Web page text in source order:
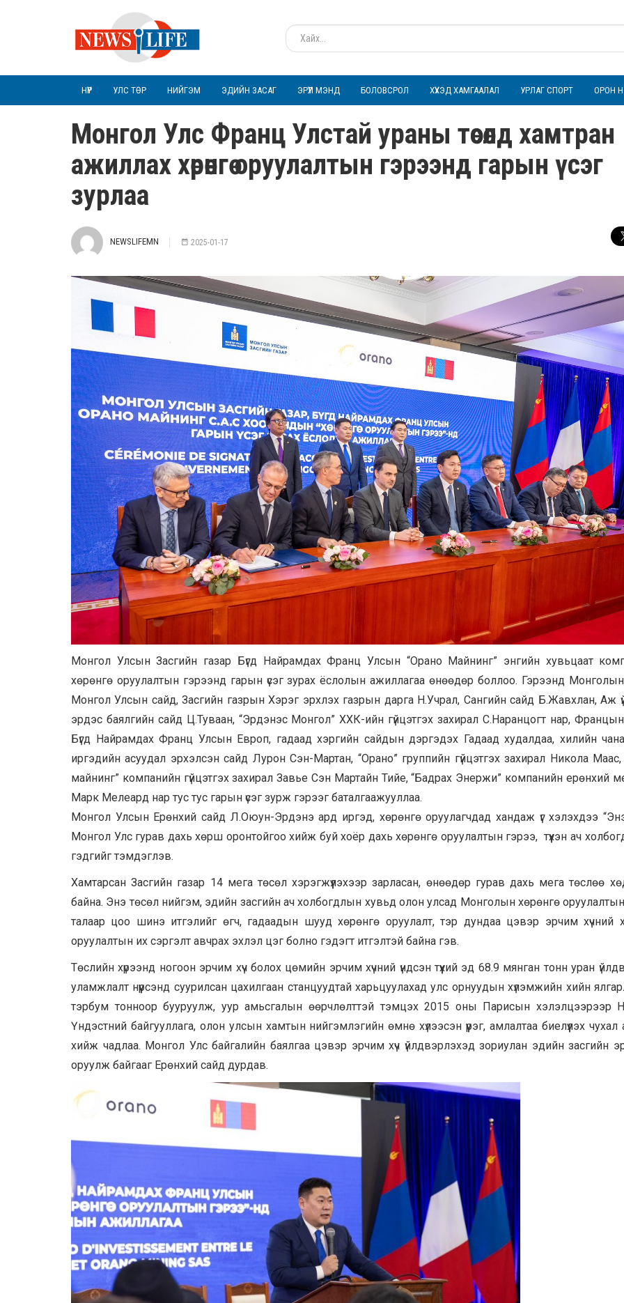
НҮҮР УЛС ТӨР НИЙГЭМ ЭДИЙН ЗАСАГ ЭРҮҮЛ МЭНД БОЛОВСРОЛ ХҮҮХЭД ХАМГААЛАЛ УРЛАГ СПОРТ ОРОН
Монгол Улс Франц Улстай ураны төсөлд хамтран
ажиллах хөрөнгө оруулалтын гэрээнд гарын үсэг
зурлаа
NEWSLIFEMN 2025-01-17
Монгол Улсын Засгийн газар Бүгд Найрамдах Франц Улсын “Орано Майнинг” энгийн хувьцаат
хөрөнгө оруулалтын гэрээнд гарын үсэг зурах ёслолын ажиллагаа өнөөдөр боллоо. Гэрээнд Монголын
Монгол Улсын сайд, Засгийн газрын Хэрэг эрхлэх газрын дарга Н.Учрал, Сангийн сайд Б.Жавхлан, Аж
эрдэс баялгийн сайд Ц.Туваан, “Эрдэнэс Монгол” ХХК-ийн гүйцэтгэх захирал С.Наранцогт нар,
Бүгд Найрамдах Франц Улсын Европ, гадаад хэргийн сайдын дэргэдэх Гадаад худалдаа, хилийн
иргэдийн асуудал эрхэлсэн сайд Лурон Сэн-Мартан, “Орано” группийн гүйцэтгэх захирал Никола Маас,
майнинг” компанийн гүйцэтгэх захирал Завье Сэн Мартайн Тийе, “Бадрах Энержи” компанийн ерөнхий
Марк Мелеард нар тус тус гарын үсэг зурж гэрээг баталгаажууллаа.
Монгол Улсын Ерөнхий сайд Л.Оюун-Эрдэнэ ард иргэд, хөрөнгө оруулагчдад хандаж үг хэлэхдээ
Монгол Улс гурав дахь хөрш оронтойгоо хийж буй хоёр дахь хөрөнгө оруулалтын гэрээ, түүхэн ач
гэдгийг тэмдэглэв.
Хамтарсан Засгийн газар 14 мега төсөл хэрэгжүүлэхээр зарласан, өнөөдөр гурав дахь мега төслөө
байна. Энэ төсөл нийгэм, эдийн засгийн ач холбогдлын хувьд олон улсад Монголын хөрөнгө
талаар цоо шинэ итгэлийг өгч, гадаадын шууд хөрөнгө оруулалт, тэр дундаа цэвэр эрчим хүчний
оруулалтын их сэргэлт авчрах эхлэл цэг болно гэдэгт итгэлтэй байна гэв.
Төслийн хүрээнд ногоон эрчим хүч болох цөмийн эрчим хүчний үндсэн түүхий эд 68.9 мянган тонн уран
уламжлалт нүүрсэнд суурилсан цахилгаан станцуудтай харьцуулахад улс орнуудын хүлэмжийн хийн
тэрбум тонноор бууруулж, уур амьсгалын өөрчлөлттэй тэмцэх 2015 оны Парисын хэлэлцээрээр
Үндэстний байгууллага, олон улсын хамтын нийгэмлэгийн өмнө хүлээсэн үүрэг, амлалтаа биелүүлэх
хийж чадлаа. Монгол Улс байгалийн баялгаа цэвэр эрчим хүч үйлдвэрлэхэд зориулан эдийн засгийн
оруулж байгааг Ерөнхий сайд дурдав.